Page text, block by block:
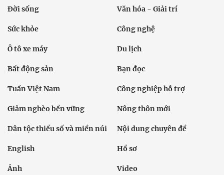
Đời sống Văn hóa - Giải trí
Sức khỏe Công nghệ
Ô tô xe máy Du lịch
Bất động sản Bạn đọc
Tuần Việt Nam Công nghiệp hỗ trợ
Giảm nghèo bền vững Nông thôn mới
Dân tộc thiểu số và miền núi Nội dung chuyên đề
English Hồ sơ
Ảnh Video